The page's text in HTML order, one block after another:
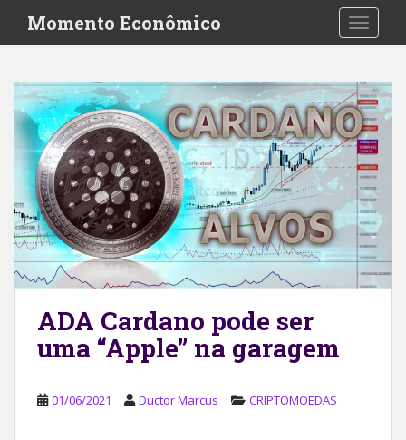
i
Momento Econômico
ADA Cardano pode ser
uma “Apple” na garagem
01/06/2021 Ductor Marcus CRIPTOMOEDAS